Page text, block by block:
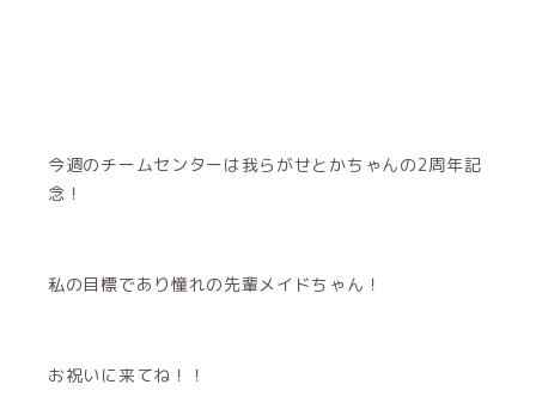
今週のチームセンターは我らがせとかちゃんの2周年記
念！
私の目標であり憧れの先輩メイドちゃん！
お祝いに来てね！！